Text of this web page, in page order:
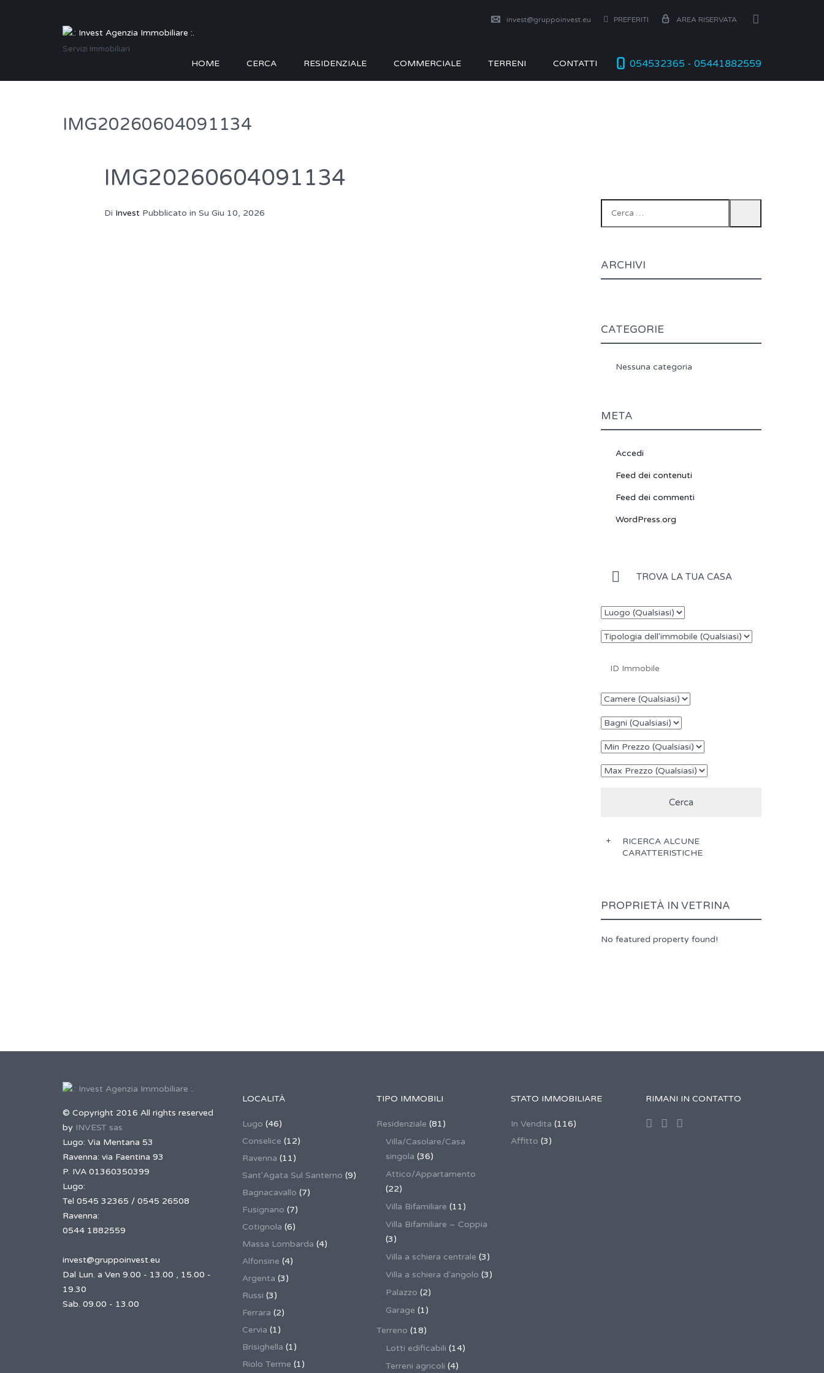
Servizi Immobiliari
invest@gruppoinvest.eu PREFERITI AREA RISERVATA
054532365 - 05441882559
HOME CERCA RESIDENZIALE COMMERCIALE TERRENI CONTATTI
IMG20260604091134
IMG20260604091134
Di Invest Pubblicato in Su Giu 10, 2026
ARCHIVI
CATEGORIE
Nessuna categoria
META
Accedi
Feed dei contenuti
Feed dei commenti
WordPress.org
TROVA LA TUA CASA
RICERCA ALCUNE
CARATTERISTICHE
PROPRIETÀ IN VETRINA
No featured property found!
© Copyright 2016 All rights reserved
by INVEST sas
Lugo: Via Mentana 53
Ravenna: via Faentina 93
P. IVA 01360350399
Lugo:
Tel 0545 32365 / 0545 26508
Ravenna:
0544 1882559
invest@gruppoinvest.eu
Dal Lun. a Ven 9.00 - 13.00 , 15.00 -
19.30
Sab. 09.00 - 13.00
LOCALITÀ
Lugo (46)
Conselice (12)
Ravenna (11)
Sant'Agata Sul Santerno (9)
Bagnacavallo (7)
Fusignano (7)
Cotignola (6)
Massa Lombarda (4)
Alfonsine (4)
Argenta (3)
Russi (3)
Ferrara (2)
Cervia (1)
Brisighella (1)
Riolo Terme (1)
TIPO IMMOBILI
Residenziale (81)
Villa/Casolare/Casa
singola (36)
Attico/Appartamento
(22)
Villa Bifamiliare (11)
Villa Bifamiliare – Coppia
(3)
Villa a schiera centrale (3)
Villa a schiera d'angolo (3)
Palazzo (2)
Garage (1)
Terreno (18)
Lotti edificabili (14)
Terreni agricoli (4)
STATO IMMOBILIARE
In Vendita (116)
Affitto (3)
RIMANI IN CONTATTO